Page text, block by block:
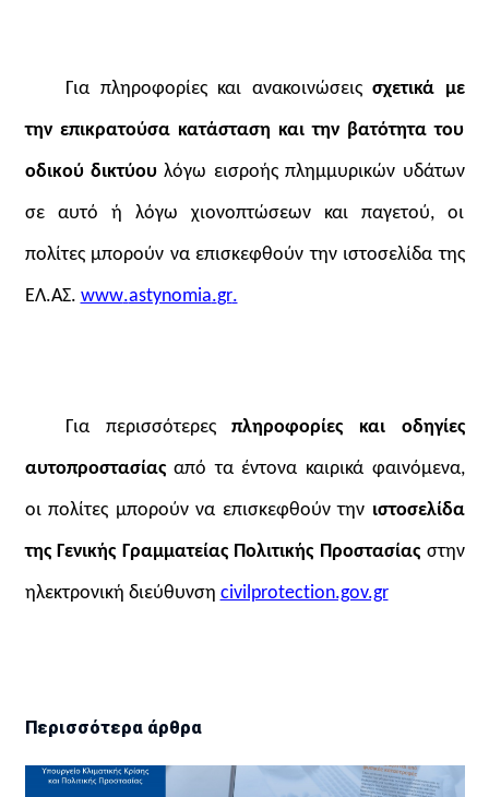
Για πληροφορίες και ανακοινώσειςσχετικά με
την επικρατούσα κατάσταση και την βατότητα του
οδικού δικτύουλόγω εισροής πλημμυρικών υδάτων
σε αυτό ή λόγω χιονοπτώσεων και παγετού, οι
πολίτες μπορούν να επισκεφθούν την ιστοσελίδα της
ΕΛ.ΑΣ. www.astynomia.gr.
Για περισσότερεςπληροφορίες και οδηγίες
αυτοπροστασίαςαπό τα έντονα καιρικά φαινόμενα,
οι πολίτες μπορούν να επισκεφθούν την ιστοσελίδα
της Γενικής Γραμματείας Πολιτικής Προστασίαςστην
ηλεκτρονική διεύθυνση civilprotection.gov.gr
Περισσότερα άρθρα